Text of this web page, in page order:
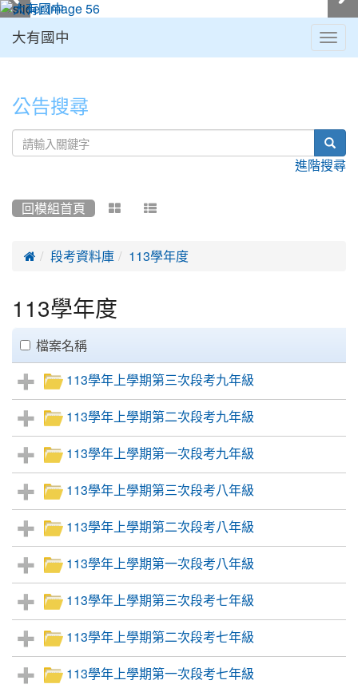
大有國中
公告搜尋
進階搜尋
回模組首頁  
 段考資料庫 113學年度
113學年度
clickAll
檔案名稱
113學年上學期第三次段考九年級
113學年上學期第二次段考九年級
113學年上學期第一次段考九年級
113學年上學期第三次段考八年級
113學年上學期第二次段考八年級
113學年上學期第一次段考八年級
113學年上學期第三次段考七年級
113學年上學期第二次段考七年級
113學年上學期第一次段考七年級